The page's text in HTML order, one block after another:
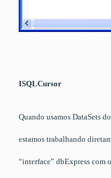
ISQLCursor
Quando usamos DataSets
estamos trabalhando
“interface” dbExpress com